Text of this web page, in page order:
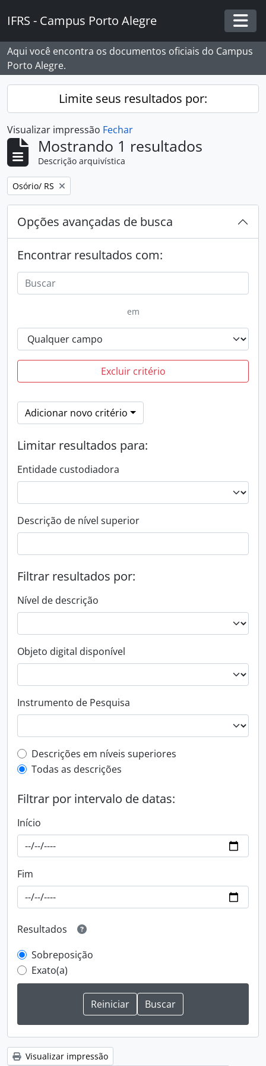
IFRS - Campus Porto Alegre
Aqui você encontra os documentos oficiais do Campus
Porto Alegre.
Limite seus resultados por:
Visualizar impressão Fechar
Mostrando 1 resultados
Descrição arquivística
Remover filtro:
Osório/ RS
Opções avançadas de busca
Encontrar resultados com:
em
Excluir critério
Adicionar novo critério
Limitar resultados para:
Entidade custodiadora
Descrição de nível superior
Filtrar resultados por:
Nível de descrição
Objeto digital disponível
Instrumento de Pesquisa
Filtro de descrição de nível superior
Descrições em níveis superiores
Todas as descrições
Filtrar por intervalo de datas:
Início
Fim
Resultados
Sobreposição
Exato(a)
Visualizar impressão